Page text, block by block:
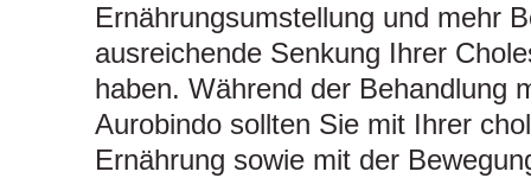
Ernährungsumstellung und mehr
ausreichende Senkung Ihrer
haben. Während der Behandlung
Aurobindo sollten Sie mit Ihrer
Ernährung sowie mit der